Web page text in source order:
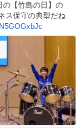
の【竹島の日】の
ス保守の典型だね